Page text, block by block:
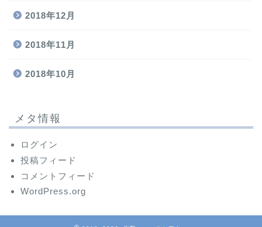
2018年12月
2018年11月
2018年10月
メタ情報
ログイン
投稿フィード
コメントフィード
WordPress.org